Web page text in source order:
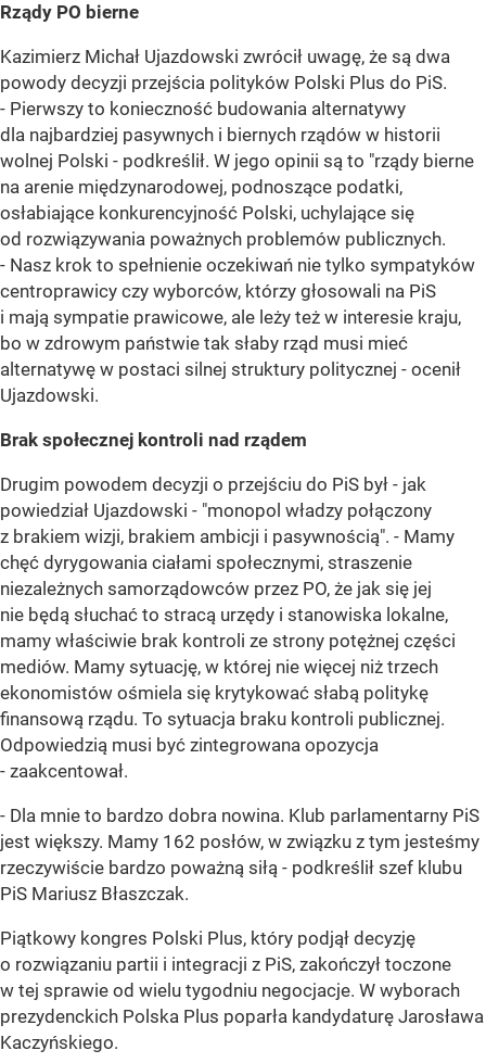
Rządy PO bierne
Kazimierz Michał Ujazdowski zwrócił uwagę, że są dwa
powody decyzji przejścia polityków Polski Plus do PiS.
- Pierwszy to konieczność budowania alternatywy
dla najbardziej pasywnych i biernych rządów w historii
wolnej Polski - podkreślił. W jego opinii są to "rządy bierne
na arenie międzynarodowej, podnoszące podatki,
osłabiające konkurencyjność Polski, uchylające się
od rozwiązywania poważnych problemów publicznych.
- Nasz krok to spełnienie oczekiwań nie tylko sympatyków
centroprawicy czy wyborców, którzy głosowali na PiS
i mają sympatie prawicowe, ale leży też w interesie kraju,
bo w zdrowym państwie tak słaby rząd musi mieć
alternatywę w postaci silnej struktury politycznej - ocenił
Ujazdowski.
Brak społecznej kontroli nad rządem
Drugim powodem decyzji o przejściu do PiS był - jak
powiedział Ujazdowski - "monopol władzy połączony
z brakiem wizji, brakiem ambicji i pasywnością". - Mamy
chęć dyrygowania ciałami społecznymi, straszenie
niezależnych samorządowców przez PO, że jak się jej
nie będą słuchać to stracą urzędy i stanowiska lokalne,
mamy właściwie brak kontroli ze strony potężnej części
mediów. Mamy sytuację, w której nie więcej niż trzech
ekonomistów ośmiela się krytykować słabą politykę
finansową rządu. To sytuacja braku kontroli publicznej.
Odpowiedzią musi być zintegrowana opozycja
- zaakcentował.
- Dla mnie to bardzo dobra nowina. Klub parlamentarny PiS
jest większy. Mamy 162 posłów, w związku z tym jesteśmy
rzeczywiście bardzo poważną siłą - podkreślił szef klubu
PiS Mariusz Błaszczak.
Piątkowy kongres Polski Plus, który podjął decyzję
o rozwiązaniu partii i integracji z PiS, zakończył toczone
w tej sprawie od wielu tygodniu negocjacje. W wyborach
prezydenckich Polska Plus poparła kandydaturę Jarosława
Kaczyńskiego.